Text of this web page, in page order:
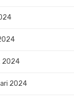
2024
2024